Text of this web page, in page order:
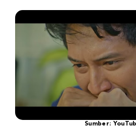
Sumber: